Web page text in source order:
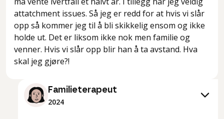
attatchment issues. Så jeg er redd for at hvis vi slår
opp så kommer jeg til å bli skikkelig ensom og ikke
holde ut. Det er liksom ikke nok men familie og
venner. Hvis vi slår opp blir han å ta avstand. Hva
skal jeg gjøre?!
Familieterapeut
2024